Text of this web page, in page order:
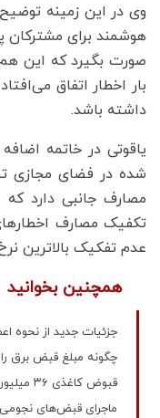
وی در این زمینه
هوشمند برای مشترکان
بار اخطار اتفاق
داشته باشد.
یاقوتی در خاتمه
شده در فضای مجازی
مصارف جانبی دارد
تکفیک مصارف
عدم تفکیک بالاترین
همچنین بخوانید
جزئیات جدید از نحوه
چگونه مبلغ قبض برق
قبوض کاغذی ۳۶ میلیون مشترک برق از مهر ماه حذف می‌شود
ماجرای قبض‌های